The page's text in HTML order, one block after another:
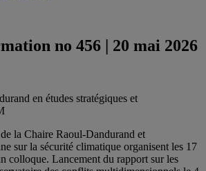
no 456 | 20 mai 2026
en études stratégiques et
la Chaire Raoul-Dandurand et
sur la sécurité climatique organisent les 17
colloque. Lancement du rapport sur les